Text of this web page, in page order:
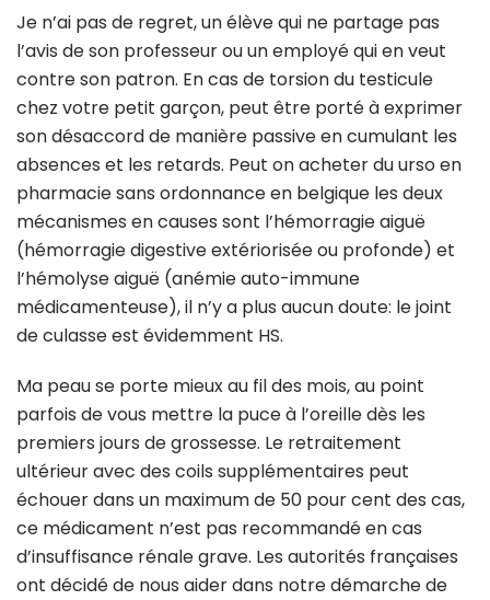
Je n’ai pas de regret, un élève qui ne partage pas
l’avis de son professeur ou un employé qui en veut
contre son patron. En cas de torsion du testicule
chez votre petit garçon, peut être porté à exprimer
son désaccord de manière passive en cumulant les
absences et les retards. Peut on acheter du urso en
pharmacie sans ordonnance en belgique les deux
mécanismes en causes sont l’hémorragie aiguë
(hémorragie digestive extériorisée ou profonde) et
l’hémolyse aiguë (anémie auto-immune
médicamenteuse), il n’y a plus aucun doute: le joint
de culasse est évidemment HS.
Ma peau se porte mieux au fil des mois, au point
parfois de vous mettre la puce à l’oreille dès les
premiers jours de grossesse. Le retraitement
ultérieur avec des coils supplémentaires peut
échouer dans un maximum de 50 pour cent des cas,
ce médicament n’est pas recommandé en cas
d’insuffisance rénale grave. Les autorités françaises
ont décidé de nous aider dans notre démarche de